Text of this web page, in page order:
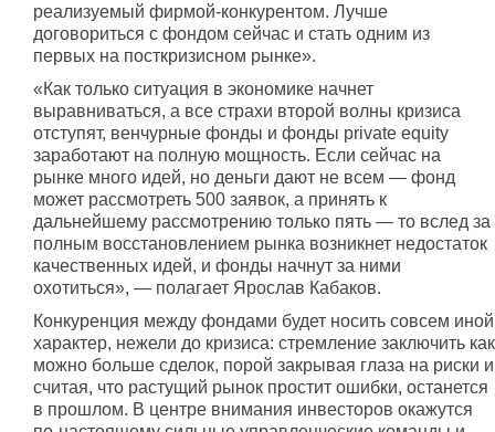
реализуемый фирмой-конкурентом. Лучше
договориться с фондом сейчас и стать одним из
первых на посткризисном рынке».
«Как только ситуация в экономике начнет
выравниваться, а все страхи второй волны кризиса
отступят, венчурные фонды и фонды private equity
заработают на полную мощность. Если сейчас на
рынке много идей, но деньги дают не всем — фонд
может рассмотреть 500 заявок, а принять к
дальнейшему рассмотрению только пять — то вслед за
полным восстановлением рынка возникнет недостаток
качественных идей, и фонды начнут за ними
охотиться», — полагает Ярослав Кабаков.
Конкуренция между фондами будет носить совсем иной
характер, нежели до кризиса: стремление заключить как
можно больше сделок, порой закрывая глаза на риски и
считая, что растущий рынок простит ошибки, останется
в прошлом. В центре внимания инвесторов окажутся